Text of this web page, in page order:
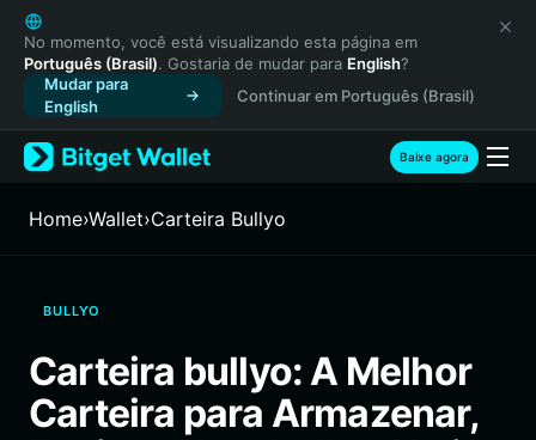
English
日本語
Tiếng Việt
Русский
Español (Latinoamérica)
Türkçe
Français
繁體中文
Bahasa Indonesia
ภาษาไทย
हिन्दी
No momento, você está visualizando esta página em
Português (Brasil). Gostaria de mudar para English?
Mudar para
English
Continuar em Português (Brasil)
Baixe agora
Home›Wallet›Carteira Bullyo
BULLYO
Carteira bullyo: A Melhor
Carteira para Armazenar,